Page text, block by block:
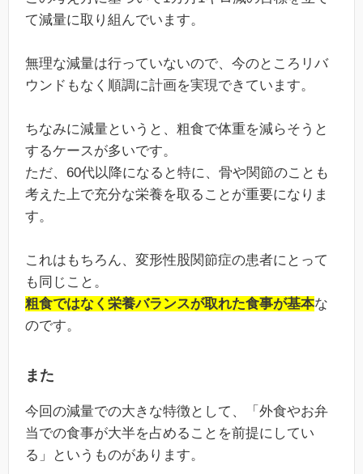
て減量に取り組んでいます。
無理な減量は行っていないので、今のところリバ
ウンドもなく順調に計画を実現できています。
ちなみに減量というと、粗食で体重を減らそうと
するケースが多いです。
ただ、60代以降になると特に、骨や関節のことも
考えた上で充分な栄養を取ることが重要になりま
す。
これはもちろん、変形性股関節症の患者にとって
も同じこと。
粗食ではなく栄養バランスが取れた食事が基本な
のです。
また
今回の減量での大きな特徴として、「外食やお弁
当での食事が大半を占めることを前提にしてい
る」というものがあります。